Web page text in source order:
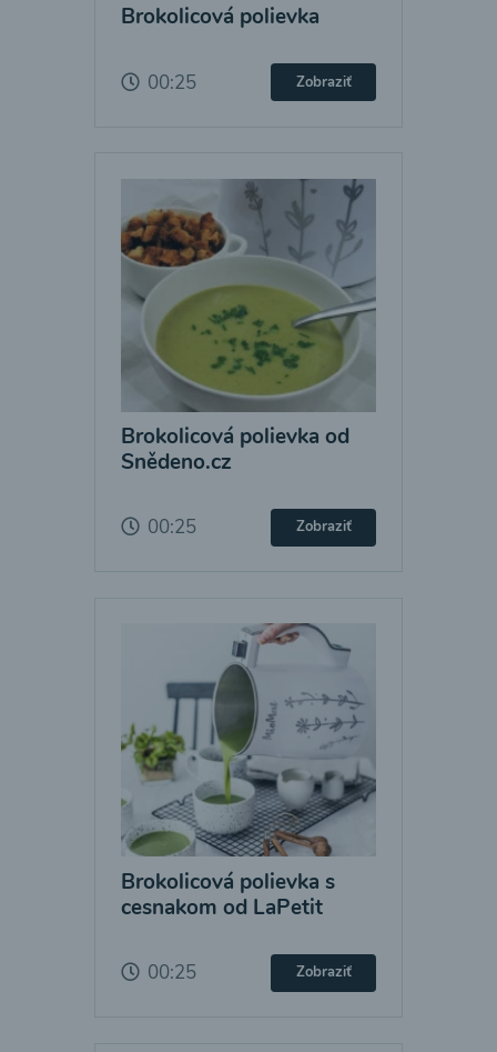
Brokolicová polievka
00:25 Zobraziť
Brokolicová polievka od
Snědeno.cz
00:25 Zobraziť
Brokolicová polievka s
cesnakom od LaPetit
00:25 Zobraziť